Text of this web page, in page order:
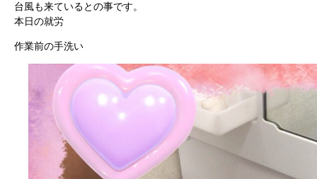
台風も来ているとの事です。
本日の就労
作業前の手洗い